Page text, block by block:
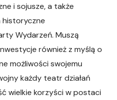
i sojusze, a także
historyczne
Wydarzeń. Muszą
również z myślą o
możliwości swojemu
każdy teatr działań
wielkie korzyści w postaci